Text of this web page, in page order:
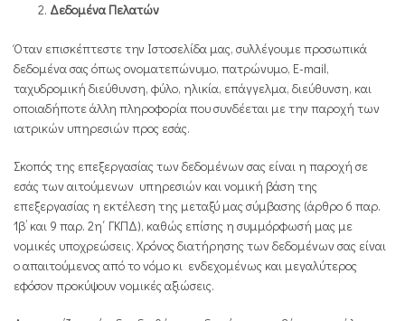
Δεδομένα Πελατών
Όταν επισκέπτεστε την Ιστοσελίδα μας, συλλέγουμε προσωπικά
δεδομένα σας όπως ονοματεπώνυμο, πατρώνυμο, Ε-mail,
ταχυδρομική διεύθυνση, φύλο, ηλικία, επάγγελμα, διεύθυνση, και
οποιαδήποτε άλλη πληροφορία που συνδέεται με την παροχή των
ιατρικών υπηρεσιών προς εσάς.
Σκοπός της επεξεργασίας των δεδομένων σας είναι η παροχή σε
εσάς των αιτούμενων υπηρεσιών και νομική βάση της
επεξεργασίας η εκτέλεση της μεταξύ μας σύμβασης (άρθρο 6 παρ.
1β’ και 9 παρ. 2η΄ ΓΚΠΔ), καθώς επίσης η συμμόρφωσή μας με
νομικές υποχρεώσεις. Χρόνος διατήρησης των δεδομένων σας είναι
ο απαιτούμενος από το νόμο κι ενδεχομένως και μεγαλύτερος
εφόσον προκύψουν νομικές αξιώσεις.